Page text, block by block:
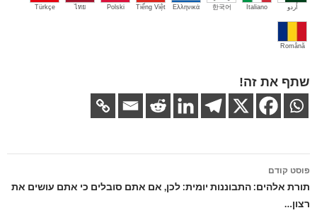
اُردو Italiano
한국어
Ελληνικά
Tiếng Việt
Polski
ไทย
Türkçe
Română
שתף את זה!
ניווט
בפוסטים
פוסט קודם
תורת אלהים: התבוננות יומית: לכן, אם אתם סובלים כי אתם עושים את
רצון…